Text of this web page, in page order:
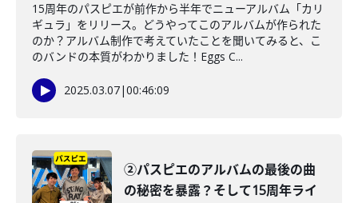
15周年のパスピエが前作から半年でニューアルバム「カリ
ギュラ」をリリース。どうやってこのアルバムが作られた
のか？アルバム制作で考えていたことを聞いてみると、こ
のバンドの本質がわかりました！Eggs C...
2025.03.07|00:46:09
②パスピエのアルバムの最後の曲
の秘密を暴露？そして15周年ライ